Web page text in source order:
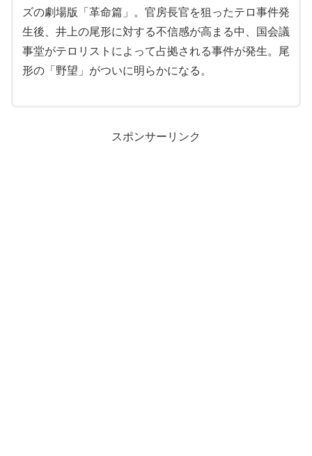
ズの劇場版「革命篇」。官房長官を狙ったテロ事件発
生後、井上の尾形に対する不信感が高まる中、国会議
事堂がテロリストによって占拠される事件が発生。尾
形の「野望」がついに明らかになる。
スポンサーリンク